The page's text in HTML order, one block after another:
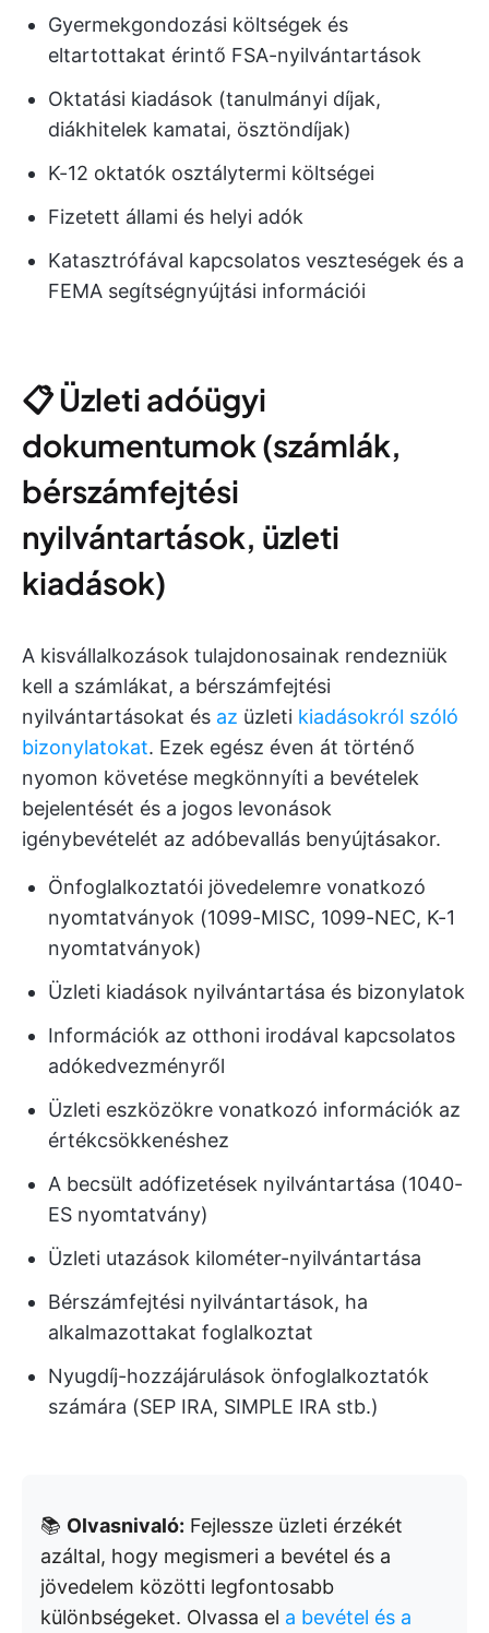
Gyermekgondozási költségek és
eltartottakat érintő FSA-nyilvántartások
Oktatási kiadások (tanulmányi díjak,
diákhitelek kamatai, ösztöndíjak)
K-12 oktatók osztálytermi költségei
Fizetett állami és helyi adók
Katasztrófával kapcsolatos veszteségek és a
FEMA segítségnyújtási információi
📋 Üzleti adóügyi
dokumentumok (számlák,
bérszámfejtési
nyilvántartások, üzleti
kiadások)
A kisvállalkozások tulajdonosainak rendezniük
kell a számlákat, a bérszámfejtési
nyilvántartásokat és az üzleti kiadásokról szóló
bizonylatokat. Ezek egész éven át történő
nyomon követése megkönnyíti a bevételek
bejelentését és a jogos levonások
igénybevételét az adóbevallás benyújtásakor.
Önfoglalkoztatói jövedelemre vonatkozó
nyomtatványok (1099-MISC, 1099-NEC, K-1
nyomtatványok)
Üzleti kiadások nyilvántartása és bizonylatok
Információk az otthoni irodával kapcsolatos
adókedvezményről
Üzleti eszközökre vonatkozó információk az
értékcsökkenéshez
A becsült adófizetések nyilvántartása (1040-
ES nyomtatvány)
Üzleti utazások kilométer-nyilvántartása
Bérszámfejtési nyilvántartások, ha
alkalmazottakat foglalkoztat
Nyugdíj-hozzájárulások önfoglalkoztatók
számára (SEP IRA, SIMPLE IRA stb.)
📚 Olvasnivaló: Fejlessze üzleti érzékét
azáltal, hogy megismeri a bevétel és a
jövedelem közötti legfontosabb
különbségeket. Olvassa el a bevétel és a